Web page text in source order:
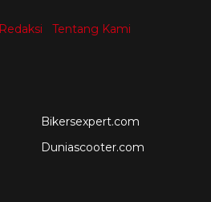
Redaksi
Tentang Kami
Bikersexpert.com
Duniascooter.com